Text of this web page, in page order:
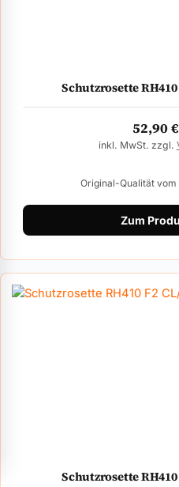
Schutzrosette
52,90€
inkl. MwSt. zzgl.
Original-Qualität vom
Zum
Schutzrosette